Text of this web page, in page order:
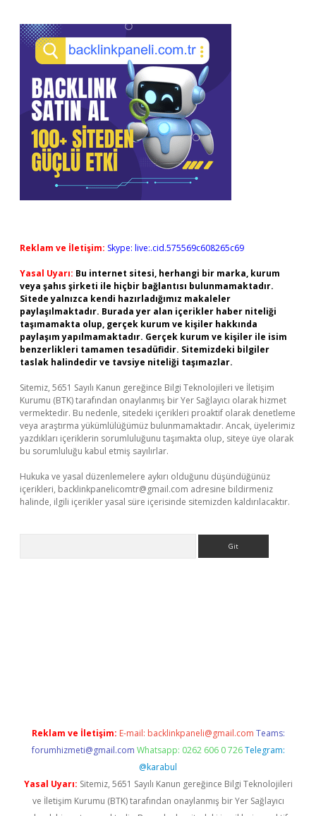
Reklam ve İletişim: Skype: live:.cid.575569c608265c69
Yasal Uyarı: Bu internet sitesi, herhangi bir marka, kurum
veya şahıs şirketi ile hiçbir bağlantısı bulunmamaktadır.
Sitede yalnızca kendi hazırladığımız makaleler
paylaşılmaktadır. Burada yer alan içerikler haber niteliği
taşımamakta olup, gerçek kurum ve kişiler hakkında
paylaşım yapılmamaktadır. Gerçek kurum ve kişiler ile isim
benzerlikleri tamamen tesadüfidir. Sitemizdeki bilgiler
taslak halindedir ve tavsiye niteliği taşımazlar.
Sitemiz, 5651 Sayılı Kanun gereğince Bilgi Teknolojileri ve İletişim
Kurumu (BTK) tarafından onaylanmış bir Yer Sağlayıcı olarak hizmet
vermektedir. Bu nedenle, sitedeki içerikleri proaktif olarak denetleme
veya araştırma yükümlülüğümüz bulunmamaktadır. Ancak, üyelerimiz
yazdıkları içeriklerin sorumluluğunu taşımakta olup, siteye üye olarak
bu sorumluluğu kabul etmiş sayılırlar.
Hukuka ve yasal düzenlemelere aykırı olduğunu düşündüğünüz
içerikleri, backlinkpanelicomtr@gmail.com adresine bildirmeniz
halinde, ilgili içerikler yasal süre içerisinde sitemizden kaldırılacaktır.
Reklam ve İletişim: E-mail: backlinkpaneli@gmail.com Teams:
forumhizmeti@gmail.com Whatsapp: 0262 606 0 726 Telegram:
@karabul
Yasal Uyarı: Sitemiz, 5651 Sayılı Kanun gereğince Bilgi Teknolojileri
ve İletişim Kurumu (BTK) tarafından onaylanmış bir Yer Sağlayıcı